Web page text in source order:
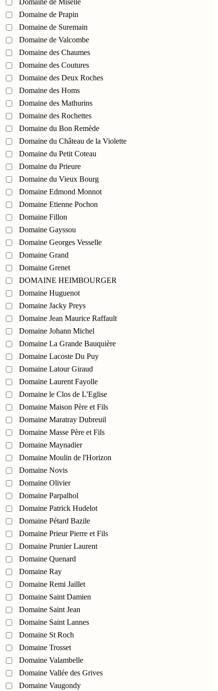
Domaine de Miselle
Domaine de Prapin
Domaine de Suremain
Domaine de Valcombe
Domaine des Chaumes
Domaine des Coutures
Domaine des Deux Roches
Domaine des Homs
Domaine des Mathurins
Domaine des Rochettes
Domaine du Bon Remède
Domaine du Château de la Violette
Domaine du Petit Coteau
Domaine du Prieure
Domaine du Vieux Bourg
Domaine Edmond Monnot
Domaine Etienne Pochon
Domaine Fillon
Domaine Gayssou
Domaine Georges Vesselle
Domaine Grand
Domaine Grenet
DOMAINE HEIMBOURGER
Domaine Huguenot
Domaine Jacky Preys
Domaine Jean Maurice Raffault
Domaine Johann Michel
Domaine La Grande Bauquière
Domaine Lacoste Du Puy
Domaine Latour Giraud
Domaine Laurent Fayolle
Domaine le Clos de L'Eglise
Domaine Maison Père et Fils
Domaine Maratray Dubreuil
Domaine Masse Père et Fils
Domaine Maynadier
Domaine Moulin de l'Horizon
Domaine Novis
Domaine Olivier
Domaine Parpalhol
Domaine Patrick Hudelot
Domaine Pétard Bazile
Domaine Prieur Pierre et Fils
Domaine Prunier Laurent
Domaine Quenard
Domaine Ray
Domaine Remi Jaillet
Domaine Saint Damien
Domaine Saint Jean
Domaine Saint Lannes
Domaine St Roch
Domaine Trosset
Domaine Valambelle
Domaine Vallée des Grives
Domaine Vaugondy